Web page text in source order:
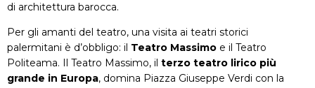
di architettura barocca.
Per gli amanti del teatro, una visita ai teatri storici
palermitani è d’obbligo: il Teatro Massimo e il Teatro
Politeama. Il Teatro Massimo, il terzo teatro lirico più
grande in Europa, domina Piazza Giuseppe Verdi con la